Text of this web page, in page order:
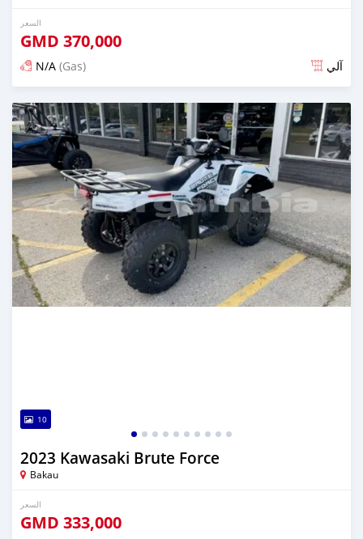
السعر
GMD 370,000
N/A (Gas) آلي
تم النشر منذ 15 يوم مضت
10
2023 Kawasaki Brute Force
Bakau
السعر
GMD 333,000